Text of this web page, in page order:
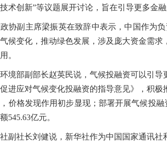
术创新”等议题展开讨论，旨在引导更多金
副主席梁振英在致辞中表示，中国作为负
候变化，推动绿色发展，涉及庞大资金需
。
部副部长赵英民说，气候投融资可以引导
进应对气候变化投融资的指导意见》，积
价格发现作用初步显现；部署开展气候投
545.63亿元。
社长刘健说，新华社作为中国国家通讯社